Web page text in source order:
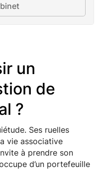
un
de
?
Ses ruelles
vie associative
à prendre son
d’un portefeuille